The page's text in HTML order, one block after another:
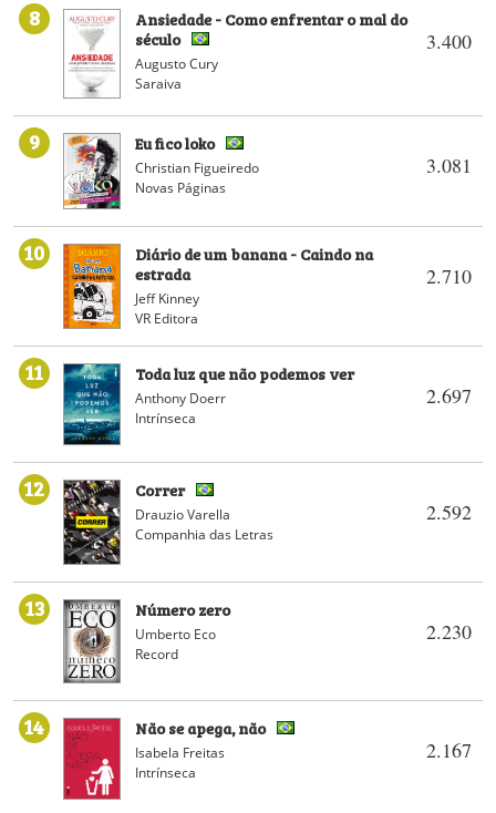
8
3.400
Ansiedade - Como enfrentar o mal do
século
Augusto Cury
Saraiva
9
3.081
Eu fico loko
Christian Figueiredo
Novas Páginas
10
2.710
Diário de um banana - Caindo na
estrada
Jeff Kinney
VR Editora
11
2.697
Toda luz que não podemos ver
Anthony Doerr
Intrínseca
12
2.592
Correr
Drauzio Varella
Companhia das Letras
13
2.230
Número zero
Umberto Eco
Record
14
2.167
Não se apega, não
Isabela Freitas
Intrínseca